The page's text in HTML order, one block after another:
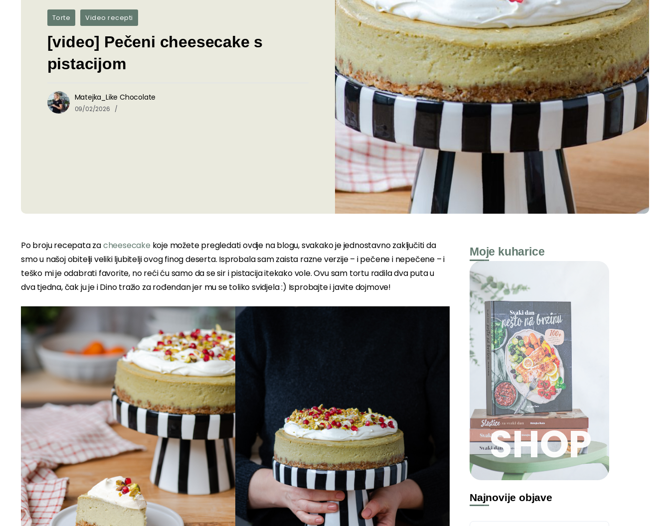
Torte Video recepti
[video] Pečeni cheesecake s
pistacijom
Matejka_Like Chocolate
09/02/2026
Po broju recepata zacheesecake koje možete pregledati ovdje na blogu, svakako je jednostavno zaključiti da
smo u našoj obitelji veliki ljubitelji ovog finog deserta. Isprobala sam zaista razne verzije – i pečene i nepečene – i
teško mi je odabrati favorite, no reći ću samo da se sir i pistacija itekako vole. Ovu sam tortu radila dva puta u
dva tjedna, čak ju je i Dino tražio za rođendan jer mu se toliko svidjela :) Isprobajte i javite dojmove!
Moje kuharice
SHOP
Najnovije objave